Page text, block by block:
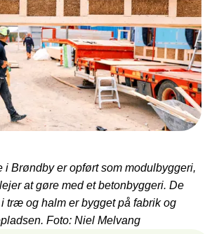
Brøndby er opført som modulbyggeri,
at gøre med et betonbyggeri. De
træ og halm er bygget på fabrik og
Foto: Niel Melvang